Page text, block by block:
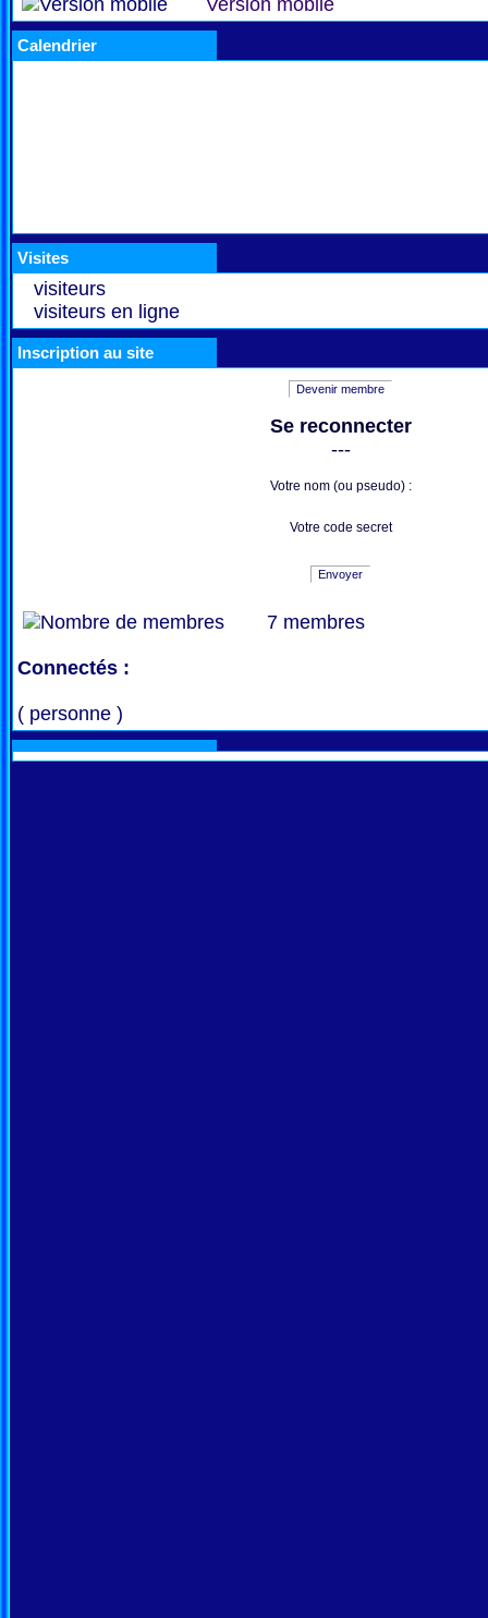
Version mobile
Calendrier
Visites
visiteurs
visiteurs en ligne
Inscription au site
Devenir membre
Se reconnecter
---
Votre nom (ou pseudo) :
Votre code secret
Envoyer
7 membres
Connectés :
( personne )